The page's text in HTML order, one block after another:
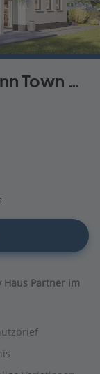
Martin Scheurmann Town & Country Haus Franchise-Partner
Partner im